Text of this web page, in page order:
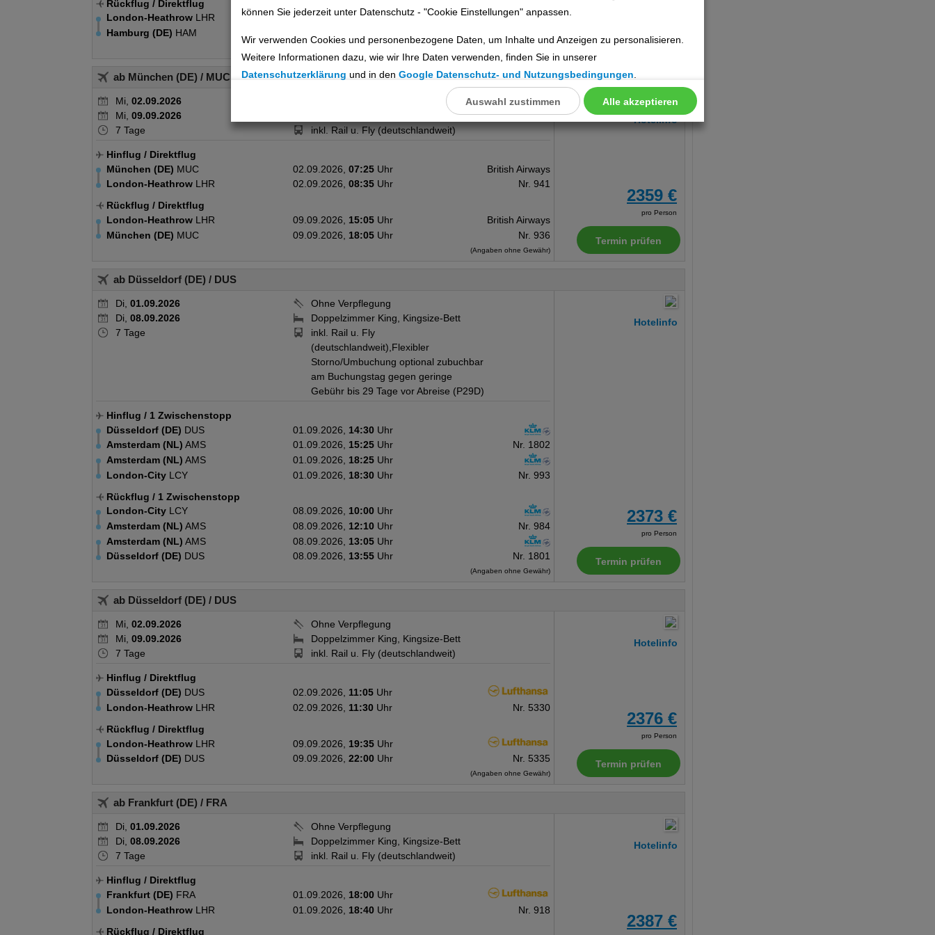
können Sie jederzeit unter Datenschutz - "Cookie Einstellungen" anpassen.
Wir verwenden Cookies und personenbezogene Daten, um Inhalte und Anzeigen zu personalisieren.
Weitere Informationen dazu, wie wir Ihre Daten verwenden, finden Sie in unserer
Datenschutzerklärung und in den Google Datenschutz- und Nutzungsbedingungen
Technische Cookies
Social Media Cookies
Advertising
Alle akzeptieren
Auswahl zustimmen
Rückflug / Direktflug
London-Heathrow LHR 08.09.2026,20:15Uhr
British Airways
Hamburg (DE) HAM Termin prüfen
ab München (DE) / MUC
Mi, 02.09.2026
Mi, 09.09.2026
7 Tage
Doppelzimmer King, Kingsize-Bett
inkl. Rail u. Fly (deutschlandweit)
Hinflug / Direktflug
München (DE) MUC 02.09.2026, 07:25 Uhr
British Airways
London-Heathrow LHR 02.09.2026, 08:35 Uhr
Nr. 941
Rückflug / Direktflug
London-Heathrow LHR 09.09.2026, 15:05 Uhr
British Airways
München (DE) MUC 09.09.2026, 18:05 Uhr Nr. 936
(Angaben ohne Gewähr)
Hotelinfo
2359 €
pro Person
Termin prüfen
ab Düsseldorf (DE) / DUS
Di, 01.09.2026
Di, 08.09.2026
7 Tage
Ohne Verpflegung
Doppelzimmer King, Kingsize-Bett
inkl. Rail u. Fly
(deutschlandweit),Flexibler
Storno/Umbuchung optional zubuchbar
am Buchungstag gegen geringe
Gebühr bis 29 Tage vor Abreise (P29D)
Hinflug / 1 Zwischenstopp
Düsseldorf (DE) DUS 01.09.2026, 14:30 Uhr
Amsterdam (NL) AMS 01.09.2026, 15:25 Uhr
Nr. 1802
Amsterdam (NL) AMS 01.09.2026, 18:25 Uhr
London-City LCY 01.09.2026, 18:30 Uhr
Nr. 993
Rückflug / 1 Zwischenstopp
London-City LCY 08.09.2026, 10:00 Uhr
Amsterdam (NL) AMS 08.09.2026, 12:10 Uhr
Nr. 984
Amsterdam (NL) AMS 08.09.2026, 13:05 Uhr
Düsseldorf (DE) DUS 08.09.2026, 13:55 Uhr Nr. 1801
(Angaben ohne Gewähr)
Hotelinfo
2373 €
pro Person
Termin prüfen
ab Düsseldorf (DE) / DUS
Mi, 02.09.2026
Mi, 09.09.2026
7 Tage
Ohne Verpflegung
Doppelzimmer King, Kingsize-Bett
inkl. Rail u. Fly (deutschlandweit)
Hinflug / Direktflug
Düsseldorf (DE) DUS 02.09.2026, 11:05 Uhr
London-Heathrow LHR 02.09.2026, 11:30 Uhr
Nr. 5330
Rückflug / Direktflug
London-Heathrow LHR 09.09.2026, 19:35 Uhr
Düsseldorf (DE) DUS 09.09.2026, 22:00 Uhr Nr. 5335
(Angaben ohne Gewähr)
Hotelinfo
2376 €
pro Person
Termin prüfen
ab Frankfurt (DE) / FRA
Di, 01.09.2026
Di, 08.09.2026
7 Tage
Ohne Verpflegung
Doppelzimmer King, Kingsize-Bett
inkl. Rail u. Fly (deutschlandweit)
Hinflug / Direktflug
Frankfurt (DE) FRA 01.09.2026, 18:00 Uhr
London-Heathrow LHR 01.09.2026, 18:40 Uhr
Nr. 918
Rückflug / Direktflug
Hotelinfo
2387 €